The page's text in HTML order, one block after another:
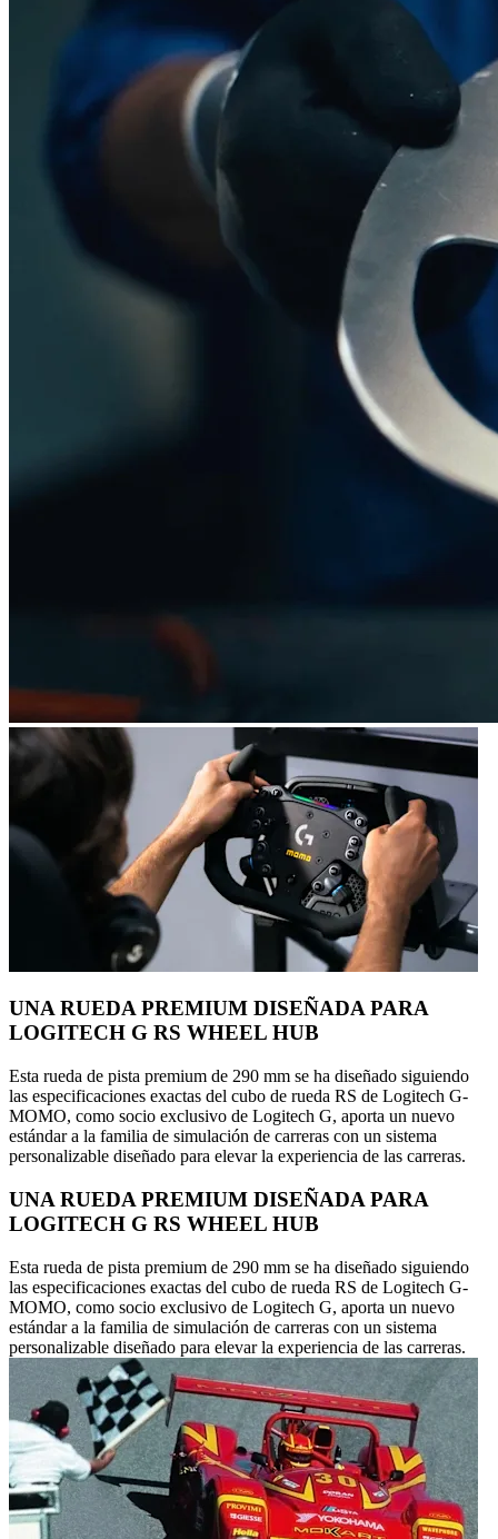
UNA RUEDA PREMIUM DISEÑADA PARA
LOGITECH G RS WHEEL HUB
Esta rueda de pista premium de 290 mm se ha diseñado siguiendo
las especificaciones exactas del cubo de rueda RS de Logitech G-
MOMO, como socio exclusivo de Logitech G, aporta un nuevo
estándar a la familia de simulación de carreras con un sistema
personalizable diseñado para elevar la experiencia de las carreras.
UNA RUEDA PREMIUM DISEÑADA PARA
LOGITECH G RS WHEEL HUB
Esta rueda de pista premium de 290 mm se ha diseñado siguiendo
las especificaciones exactas del cubo de rueda RS de Logitech G-
MOMO, como socio exclusivo de Logitech G, aporta un nuevo
estándar a la familia de simulación de carreras con un sistema
personalizable diseñado para elevar la experiencia de las carreras.